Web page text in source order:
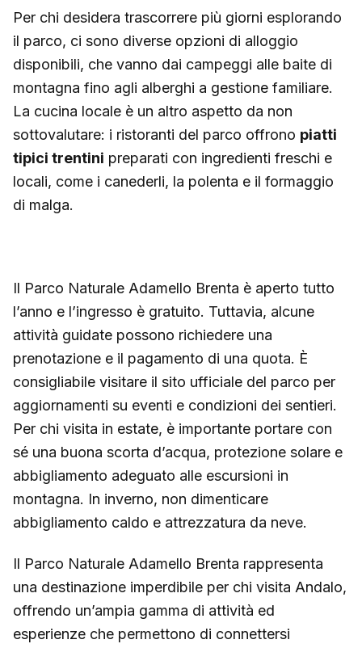
Per chi desidera trascorrere più giorni esplorando
il parco, ci sono diverse opzioni di alloggio
disponibili, che vanno dai campeggi alle baite di
montagna fino agli alberghi a gestione familiare.
La cucina locale è un altro aspetto da non
sottovalutare: i ristoranti del parco offrono piatti
tipici trentini preparati con ingredienti freschi e
locali, come i canederli, la polenta e il formaggio
di malga.
Il Parco Naturale Adamello Brenta è aperto tutto
l’anno e l’ingresso è gratuito. Tuttavia, alcune
attività guidate possono richiedere una
prenotazione e il pagamento di una quota. È
consigliabile visitare il sito ufficiale del parco per
aggiornamenti su eventi e condizioni dei sentieri.
Per chi visita in estate, è importante portare con
sé una buona scorta d’acqua, protezione solare e
abbigliamento adeguato alle escursioni in
montagna. In inverno, non dimenticare
abbigliamento caldo e attrezzatura da neve.
Il Parco Naturale Adamello Brenta rappresenta
una destinazione imperdibile per chi visita Andalo,
offrendo un’ampia gamma di attività ed
esperienze che permettono di connettersi